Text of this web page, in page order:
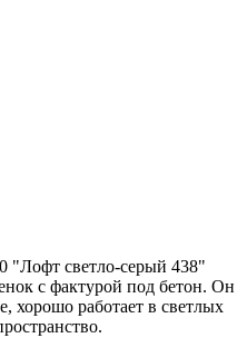
"Лофт светло-серый 438"
с фактурой под бетон. Он
хорошо работает в светлых